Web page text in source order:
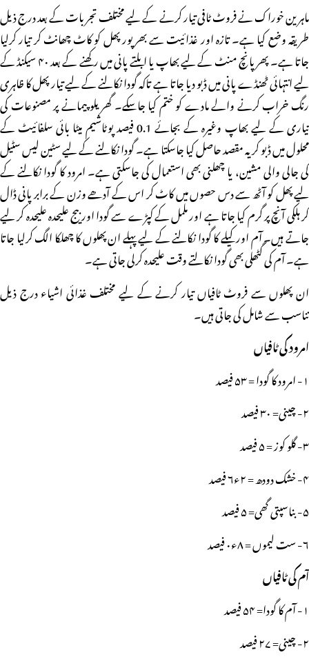
ماہرین خوراک نے فروٹ ٹافی تیار کرنے کے لیے مختلف تجربات کے بعد درج ذیل
طریقہ وضع کیا ہے۔ تازہ اور غذائیت سے بھرپور پھل کو کاٹ چھانٹ کر تیار کرلیا
جاتا ہے۔ پھر پانچ منٹ کے لیے بھاپ یا ابلتے پانی میں رکھنے کے بعد ۴۰ سیکنڈ کے
لیے انتہائی ٹھنڈے پانی میں ڈبو دیا جاتا ہے تاکہ گودا نکالنے کے لیے تیار پھل کا ظاہری
رنگ خراب کرنے والے مادے کو ختم کیا جاسکے۔ گھریلو پیمانے پر مصنوعات کی
تیاری کے لیے بھاپ وغیرہ کے بجائے 0.1 فیصد پوٹاشیم میٹا بائی سلفائیٹ کے
محلول میں ڈبو کر یہ مقصد حاصل کیا جاسکتا ہے۔ گودا نکالنے کے لیے سٹین لیس سٹیل
کی جالی والی مشین، یا چھلنی بھی استعمال کی جاسکتی ہے۔ امرود کا گودا نکالنے کے
لیے پھل کو آٹھ سے دس حصوں میں کاٹ کر اس کے آدھے وزن کے برابر پانی ڈال
کر ہلکی آنچ پر گرم کیا جاتا ہے اور ململ کے کپڑے سے گودا اور بیج علیحدہ علیحدہ کر لیے
جاتے ہیں۔ آم اور کیلے کا گودا نکالنے کے لیے پہلے ان پھلوں کا چھلکا الگ کرلیا جاتا
ہے۔ آم کی گٹھلی بھی گودا نکالتے وقت علیحدہ کرلی جاتی ہے۔
ان پھلوں سے فروٹ ٹافیاں تیار کرنے کے لیے مختلف غذائی اشیاء درج ذیل
تناسب سے شامل کی جاتی ہیں۔
امرود کی ٹافیاں
۱- امرود کا گودا = ۵۳ فیصد
۲- چینی= ۳۰ فیصد
۳- گلو کوز = ۵ فیصد
۴- خشک دودھ = ۲ء۶ فیصد
۵- بناسپتی گھی= ۵ فیصد
۶- ست لیموں = ۸ء۰ فیصد
آم کی ٹافیاں
۱- آم کا گودا= ۵۴ فیصد
۲- چینی= ۲۷ فیصد